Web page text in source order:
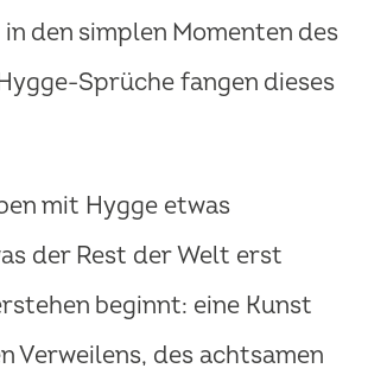
den simplen Momenten des
Sprüche fangen dieses
mit Hygge etwas
der Rest der Welt erst
beginnt: eine Kunst
Verweilens, des achtsamen